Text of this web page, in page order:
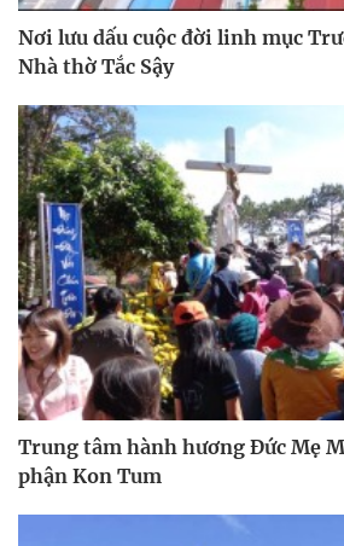
Nơi lưu dấu cuộc đời linh mục
Nhà thờ Tắc Sậy
Trung tâm hành hương Đức Mẹ
phận Kon Tum